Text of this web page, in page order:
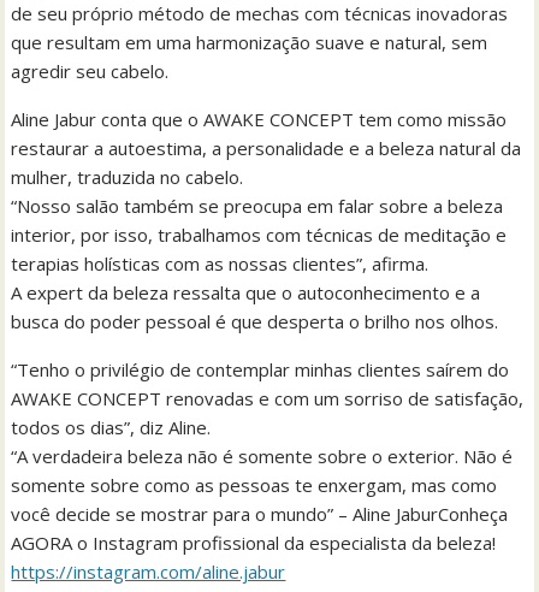
de seu próprio método de mechas com técnicas inovadoras
que resultam em uma harmonização suave e natural, sem
agredir seu cabelo.
Aline Jabur conta que o AWAKE CONCEPT tem como missão
restaurar a autoestima, a personalidade e a beleza natural da
mulher, traduzida no cabelo.
“Nosso salão também se preocupa em falar sobre a beleza
interior, por isso, trabalhamos com técnicas de meditação e
terapias holísticas com as nossas clientes”, afirma.
A expert da beleza ressalta que o autoconhecimento e a
busca do poder pessoal é que desperta o brilho nos olhos.
“Tenho o privilégio de contemplar minhas clientes saírem do
AWAKE CONCEPT renovadas e com um sorriso de satisfação,
todos os dias”, diz Aline.
“A verdadeira beleza não é somente sobre o exterior. Não é
somente sobre como as pessoas te enxergam, mas como
você decide se mostrar para o mundo” – Aline JaburConheça
AGORA o Instagram profissional da especialista da beleza!
https://instagram.com/aline.jabur